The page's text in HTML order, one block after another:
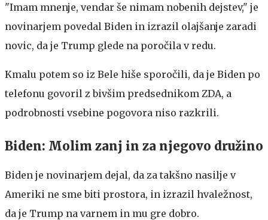
"Imam mnenje, vendar še nimam nobenih dejstev," je
novinarjem povedal Biden in izrazil olajšanje zaradi
novic, da je Trump glede na poročila v redu.
Kmalu potem so iz Bele hiše sporočili, da je Biden po
telefonu govoril z bivšim predsednikom ZDA, a
podrobnosti vsebine pogovora niso razkrili.
Biden: Molim zanj in za njegovo družino
Biden je novinarjem dejal, da za takšno nasilje v
Ameriki ne sme biti prostora, in izrazil hvaležnost,
da je Trump na varnem in mu gre dobro.